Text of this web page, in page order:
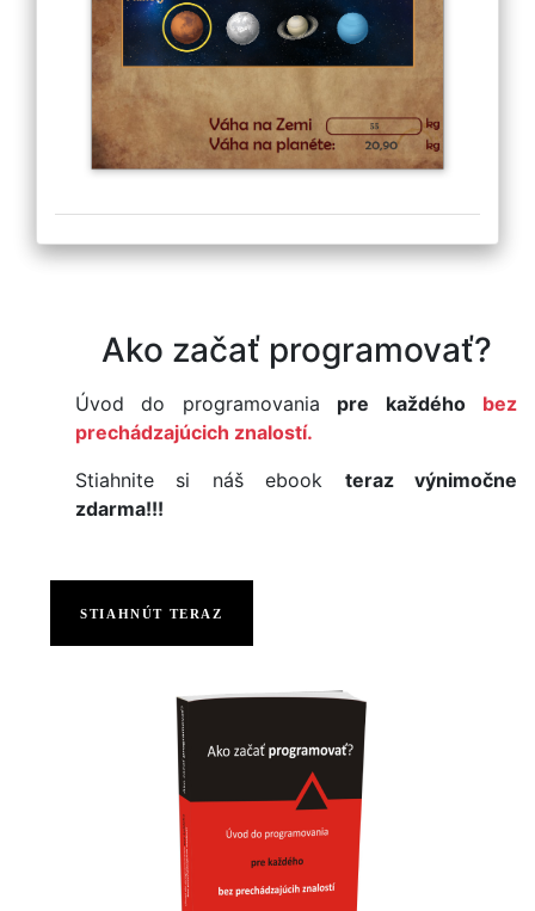
Ako začať programovať?
Úvod do programovania pre každého
bez
prechádzajúcich znalostí.
Stiahnite si náš ebook teraz výnimočne
zdarma!!!
STIAHNÚT TERAZ